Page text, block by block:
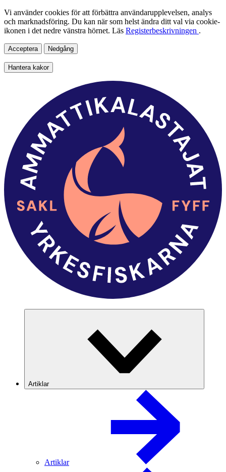
Vi använder cookies för att förbättra användarupplevelsen, analys
och marknadsföring. Du kan när som helst ändra ditt val via cookie-
ikonen i det nedre vänstra hörnet. Läs Registerbeskrivningen .
Acceptera Nedgång
Hantera kakor
Artiklar
Artiklar